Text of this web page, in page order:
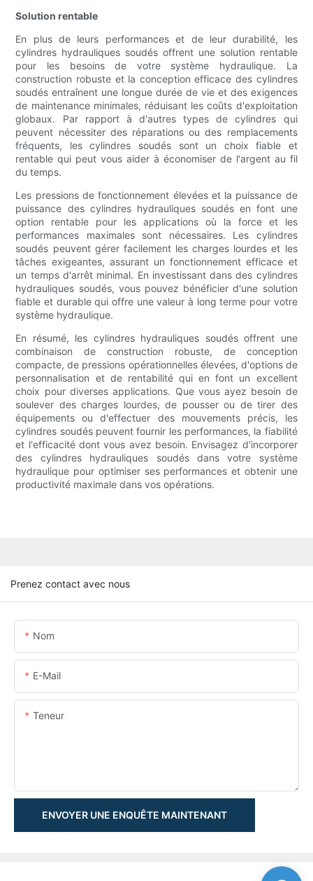
Solution rentable
En plus de leurs performances et de leur durabilité, les
cylindres hydrauliques soudés offrent une solution rentable
pour les besoins de votre système hydraulique. La
construction robuste et la conception efficace des cylindres
soudés entraînent une longue durée de vie et des exigences
de maintenance minimales, réduisant les coûts d'exploitation
globaux. Par rapport à d'autres types de cylindres qui
peuvent nécessiter des réparations ou des remplacements
fréquents, les cylindres soudés sont un choix fiable et
rentable qui peut vous aider à économiser de l'argent au fil
du temps.
Les pressions de fonctionnement élevées et la puissance de
puissance des cylindres hydrauliques soudés en font une
option rentable pour les applications où la force et les
performances maximales sont nécessaires. Les cylindres
soudés peuvent gérer facilement les charges lourdes et les
tâches exigeantes, assurant un fonctionnement efficace et
un temps d'arrêt minimal. En investissant dans des cylindres
hydrauliques soudés, vous pouvez bénéficier d'une solution
fiable et durable qui offre une valeur à long terme pour votre
système hydraulique.
En résumé, les cylindres hydrauliques soudés offrent une
combinaison de construction robuste, de conception
compacte, de pressions opérationnelles élevées, d'options de
personnalisation et de rentabilité qui en font un excellent
choix pour diverses applications. Que vous ayez besoin de
soulever des charges lourdes, de pousser ou de tirer des
équipements ou d'effectuer des mouvements précis, les
cylindres soudés peuvent fournir les performances, la fiabilité
et l'efficacité dont vous avez besoin. Envisagez d'incorporer
des cylindres hydrauliques soudés dans votre système
hydraulique pour optimiser ses performances et obtenir une
productivité maximale dans vos opérations.
Prenez contact avec nous
Nom
E-Mail
Teneur
ENVOYER UNE ENQUÊTE MAINTENANT